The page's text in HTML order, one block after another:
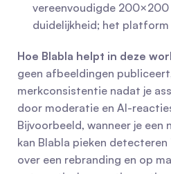
vereenvoudigde 200×200
duidelijkheid; het platform
Hoe Blabla helpt in deze
geen afbeeldingen
merkconsistentie nadat je
door moderatie en AI-
Bijvoorbeeld, wanneer je
kan Blabla pieken
over een rebranding en op